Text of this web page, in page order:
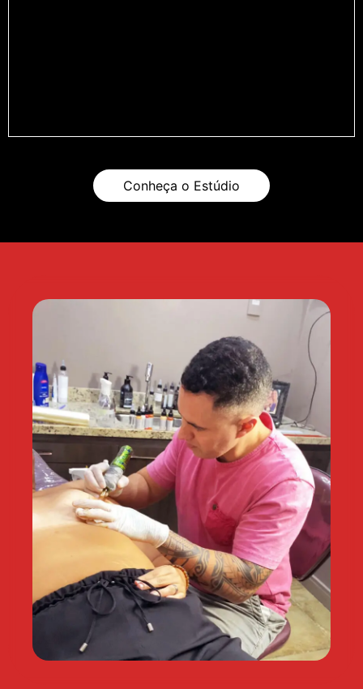
Arthur Carreiro
Hoje trabalha principalmente com os
estilos rastelado, anime e fine line.
Conheça o Estúdio